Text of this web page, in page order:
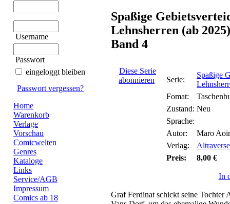
Username
Passwort
eingeloggt bleiben
Passwort vergessen?
Home
Warenkorb
Verlage
Vorschau
Comicwelten
Genres
Kataloge
Links
Service/AGB
Impressum
Comics ab 18
Spaßige
Lehnsherren (ab 2025)
Band 4
Diese Serie
abonnieren
Serie:
Spaßige
Fomat:
Zustand: Neu
Sprache:
Autor:
Maro
Verlag:
Altraverse
Preis:
8,00 €
In
Graf Ferdinat schickt seine Tochter